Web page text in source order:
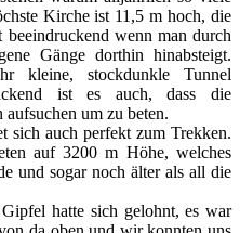
Kirche ist 11,5 m hoch, die
wenn man durch
Gänge dorthin hinabsteigt.
kleine, stockdunkle Tunnel
ist es auch, dass die
um zu beten.
sich auch perfekt zum Trekken.
auf 3200 m Höhe, welches
und sogar noch älter als all die
hatte sich gelohnt, es war